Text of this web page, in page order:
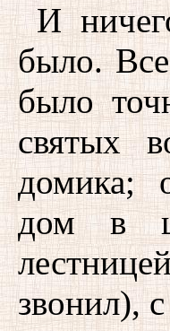
И
было.
было
святых
домика;
дом в
звонил),